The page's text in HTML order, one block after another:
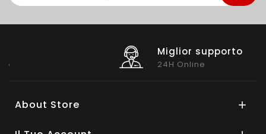
Miglior supporto
24H Online
About Store 